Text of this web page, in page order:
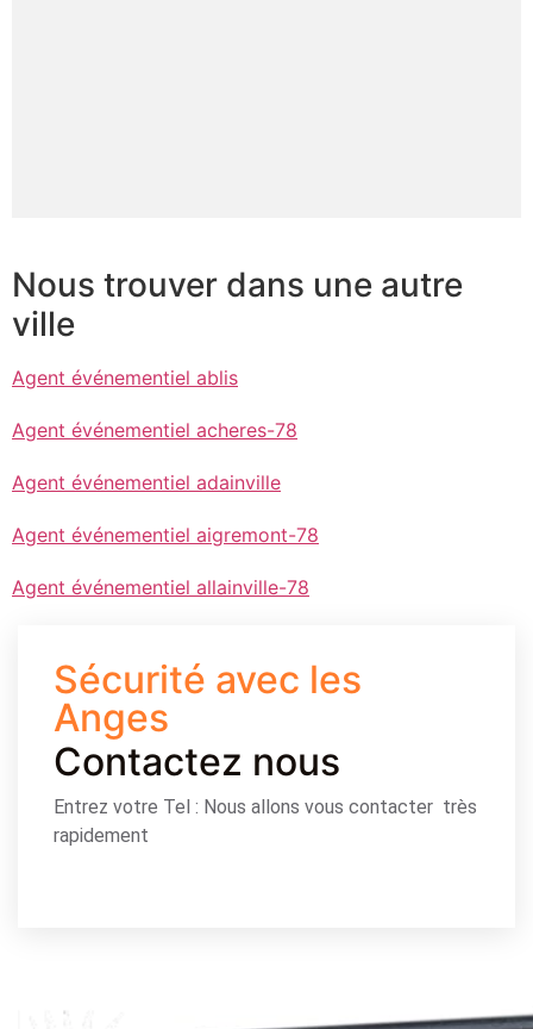
Nous trouver dans une autre
ville
Agent événementiel ablis
Agent événementiel acheres-78
Agent événementiel adainville
Agent événementiel aigremont-78
Agent événementiel allainville-78
Sécurité avec les
Anges
Contactez nous
Entrez votre Tel : Nous allons vous contacter très
rapidement